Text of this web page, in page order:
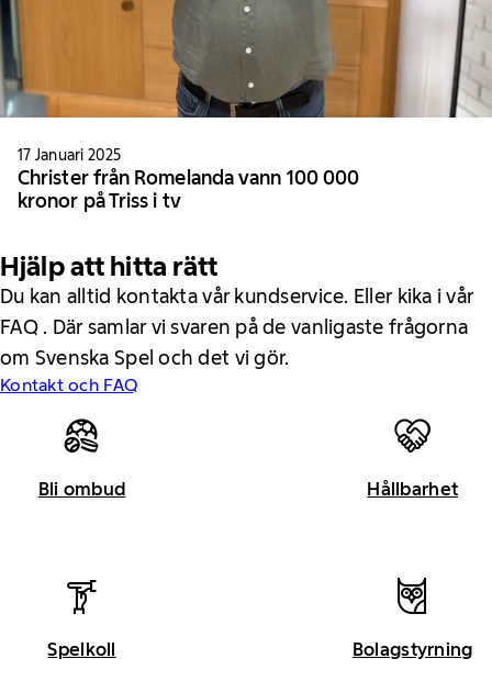
17 Januari 2025
Christer från Romelanda vann 100 000
kronor på Triss i tv
Hjälp att hitta rätt
Du kan alltid kontakta vår kundservice. Eller kika i vår
FAQ . Där samlar vi svaren på de vanligaste frågorna
om Svenska Spel och det vi gör.
Kontakt och FAQ
Bli ombud Hållbarhet
Spelkoll Bolagstyrning